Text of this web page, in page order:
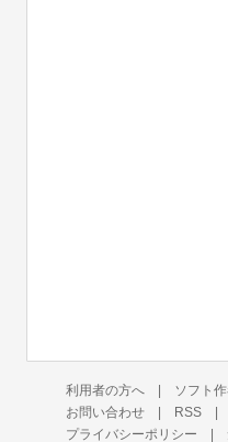
利用者の方へ | ソフト
お問い合わせ | RSS |
プライバシーポリシー |